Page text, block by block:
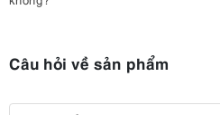
Câu hỏi về sản phẩm